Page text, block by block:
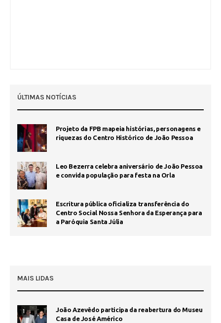
ÚLTIMAS NOTÍCIAS
Projeto da FPB mapeia histórias, personagens e
riquezas do Centro Histórico de João Pessoa
Leo Bezerra celebra aniversário de João Pessoa
e convida população para festa na Orla
Escritura pública oficializa transferência do
Centro Social Nossa Senhora da Esperança para
a Paróquia Santa Júlia
MAIS LIDAS
1
João Azevêdo participa da reabertura do Museu
Casa de José Américo